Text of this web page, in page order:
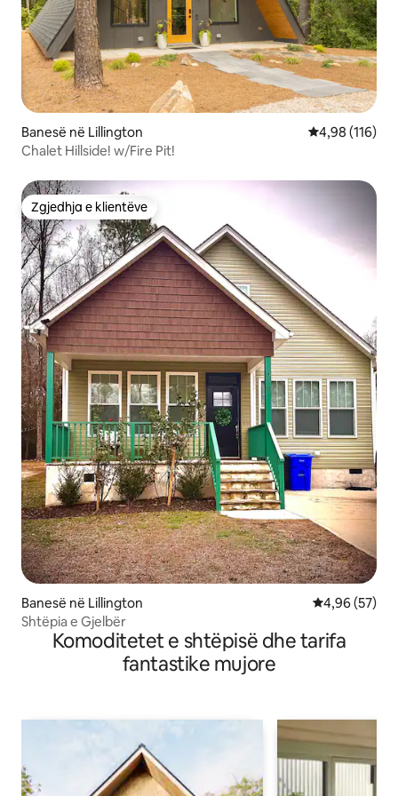
Banesë në Lillington Vlerësimi
4,98 (116)
Chalet Hillside! w/Fire Pit!
Zgjedhja e klientëve
Zgjedhja e klientëve
Banesë në Lillington Vlerësimi
4,96 (57)
Shtëpia e Gjelbër
Komoditetet e shtëpisë dhe tarifa
fantastike mujore